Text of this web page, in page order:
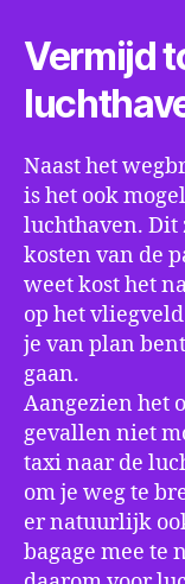
Vermijd
Naast het
is het ook
luchthaven. Dit
kosten van de
weet kost het
op het
je van plan
gaan.
Aangezien het
gevallen niet
taxi naar de
om je weg te
er natuurlijk
bagage mee te